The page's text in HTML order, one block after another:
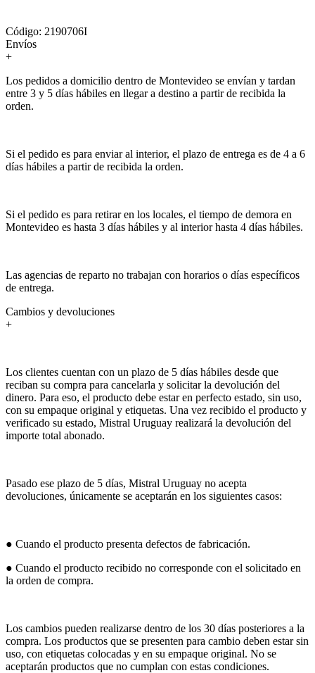
Código: 2190706I
Envíos
+
Los pedidos a domicilio dentro de Montevideo se envían y tardan
entre 3 y 5 días hábiles en llegar a destino a partir de recibida la
orden.
Si el pedido es para enviar al interior, el plazo de entrega es de 4 a 6
días hábiles a partir de recibida la orden.
Si el pedido es para retirar en los locales, el tiempo de demora en
Montevideo es hasta 3 días hábiles y al interior hasta 4 días hábiles.
Las agencias de reparto no trabajan con horarios o días específicos
de entrega.
Cambios y devoluciones
+
Los clientes cuentan con un plazo de 5 días hábiles desde que
reciban su compra para cancelarla y solicitar la devolución del
dinero. Para eso, el producto debe estar en perfecto estado, sin uso,
con su empaque original y etiquetas. Una vez recibido el producto y
verificado su estado, Mistral Uruguay realizará la devolución del
importe total abonado.
Pasado ese plazo de 5 días, Mistral Uruguay no acepta
devoluciones, únicamente se aceptarán en los siguientes casos:
● Cuando el producto presenta defectos de fabricación.
● Cuando el producto recibido no corresponde con el solicitado en
la orden de compra.
Los cambios pueden realizarse dentro de los 30 días posteriores a la
compra. Los productos que se presenten para cambio deben estar sin
uso, con etiquetas colocadas y en su empaque original. No se
aceptarán productos que no cumplan con estas condiciones.